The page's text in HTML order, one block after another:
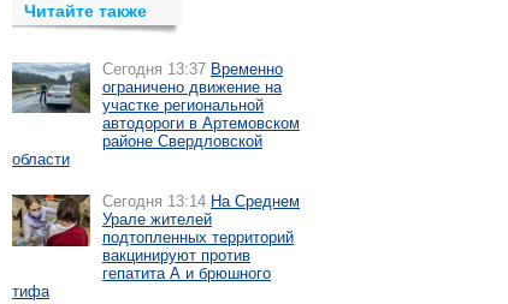
Читайте также
Сегодня 13:37 Временно
ограничено движение на
участке региональной
автодороги в Артемовском
районе Свердловской
области
Сегодня 13:14 На Среднем
Урале жителей
подтопленных территорий
вакцинируют против
гепатита А и брюшного
тифа